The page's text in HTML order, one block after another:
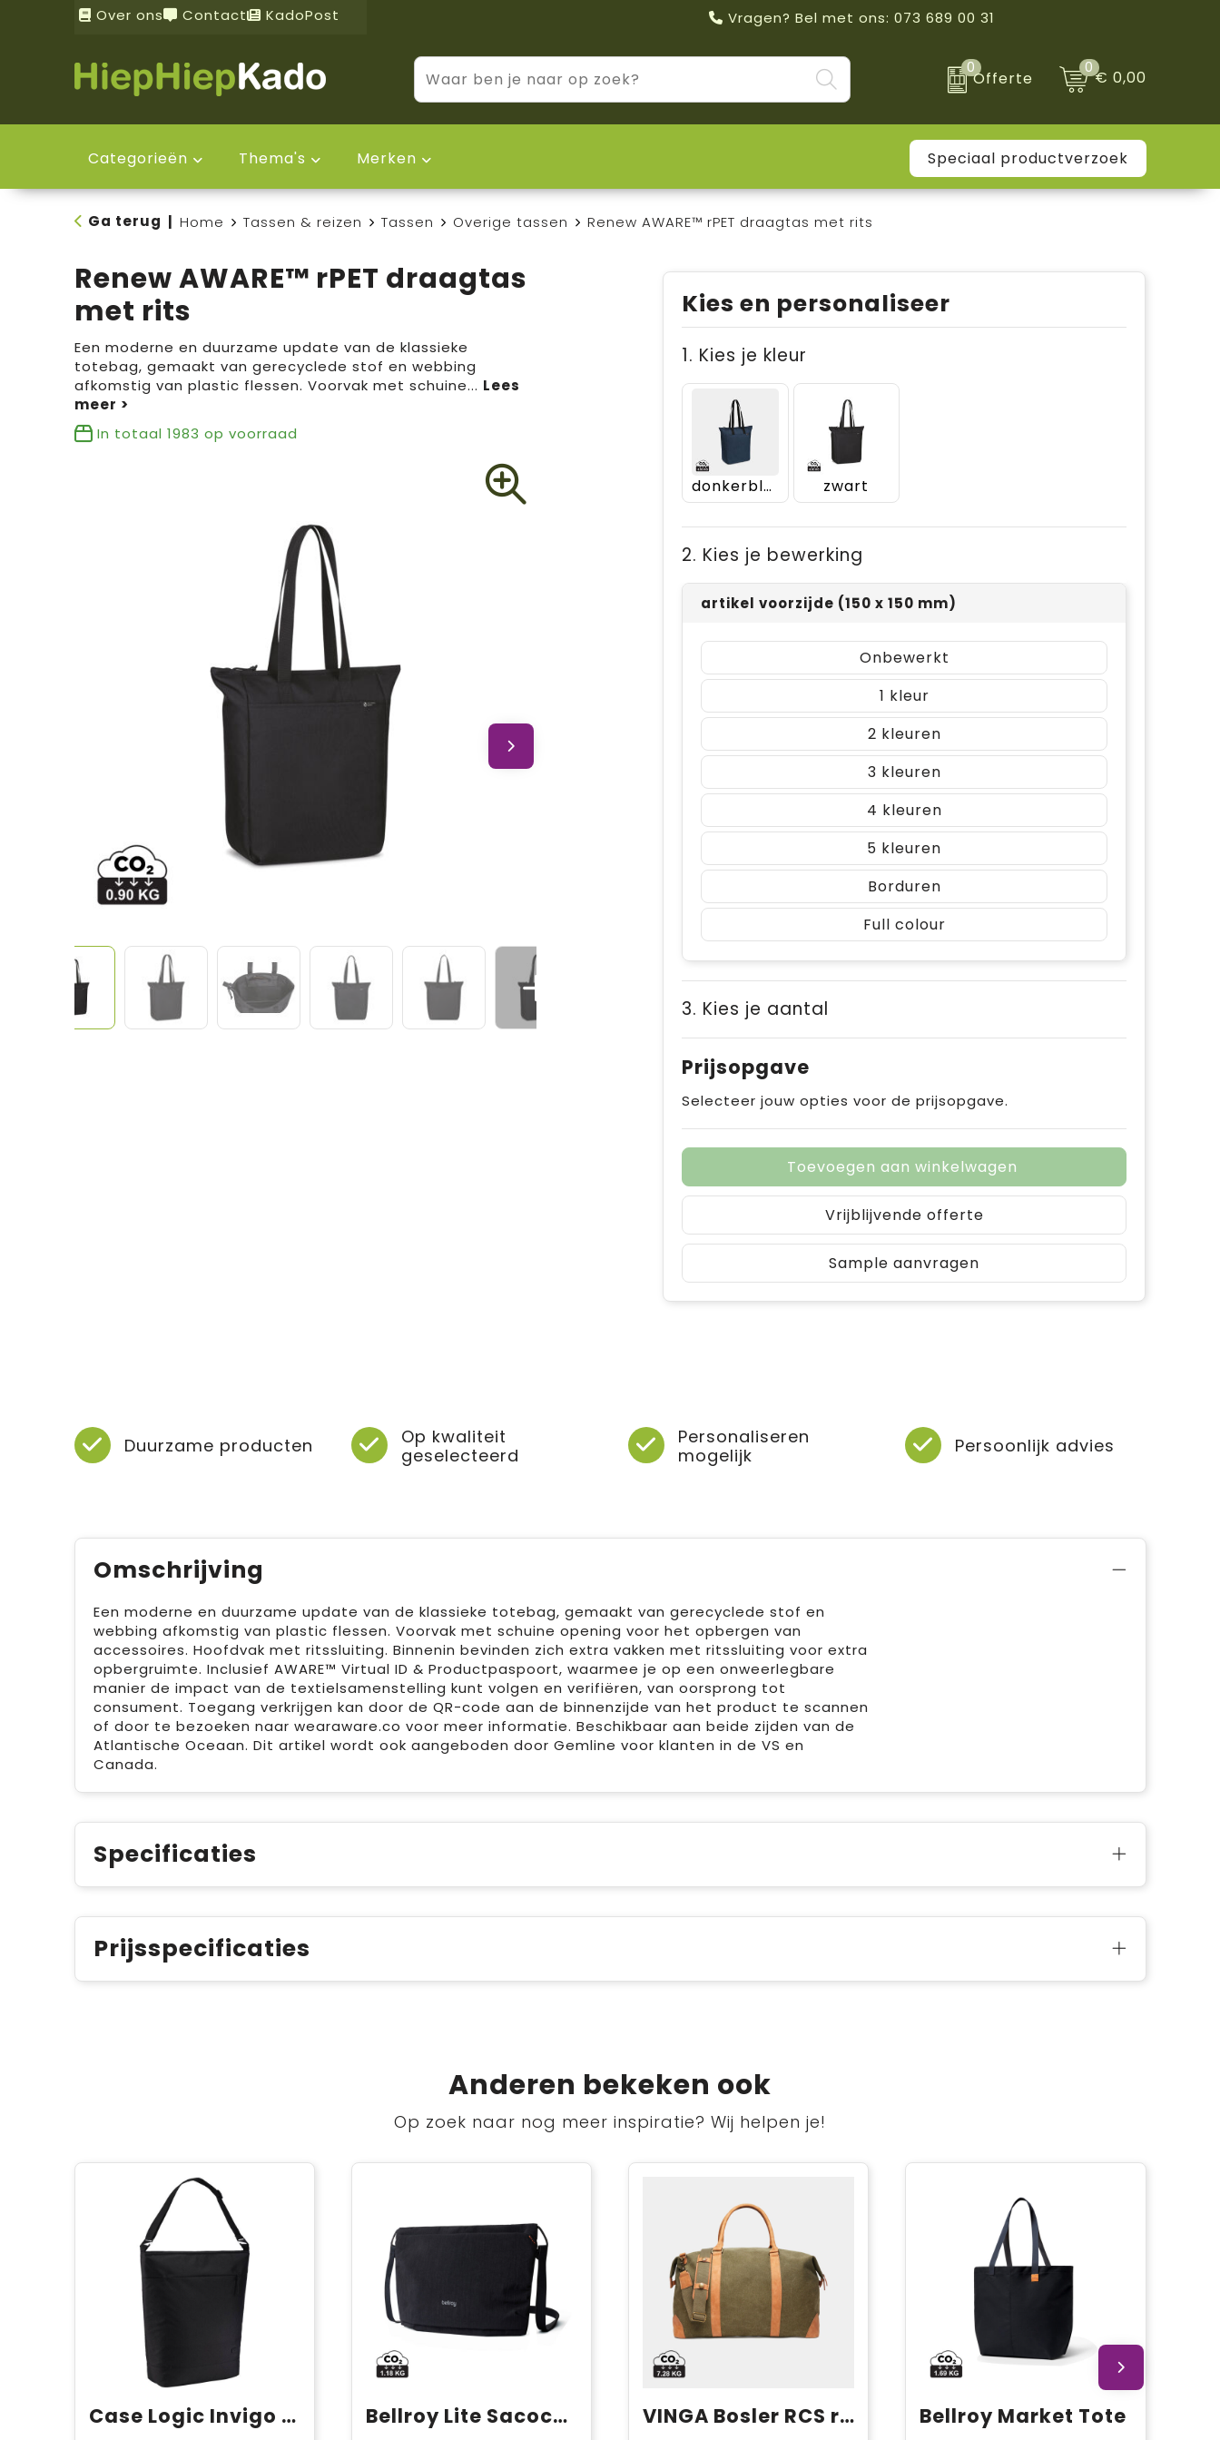
Over ons Contact KadoPost Vragen? Bel met ons: 073 689 00 31
0
Offerte
0€ 0,00
Categorieën Thema's Merken Speciaal productverzoek
Ga terug Home Tassen & reizen Tassen Overige tassen Renew AWARE™ rPET draagtas met rits
Renew AWARE™ rPET draagtas
met rits
Een moderne en duurzame update van de klassieke
totebag, gemaakt van gerecyclede stof en webbing
afkomstig van plastic flessen. Voorvak met schuine...
In totaal 1983 op voorraad
Kies en personaliseer
1. Kies je kleur
donkerblauw zwart
2. Kies je bewerking
artikel voorzijde (150 x 150 mm)
Onbewerkt
1
2
3
4
5
Borduren
Full colour
3. Kies je aantal
Prijsopgave
Selecteer jouw opties voor de prijsopgave.
Toevoegen aan winkelwagen
Vrijblijvende offerte
Sample aanvragen
Duurzame producten
Op kwaliteit
geselecteerd
Personaliseren
mogelijk
Persoonlijk advies
Omschrijving
Een moderne en duurzame update van de klassieke totebag, gemaakt van gerecyclede stof en
webbing afkomstig van plastic flessen. Voorvak met schuine opening voor het opbergen van
accessoires. Hoofdvak met ritssluiting. Binnenin bevinden zich extra vakken met ritssluiting voor extra
opbergruimte. Inclusief AWARE™ Virtual ID & Productpaspoort, waarmee je op een onweerlegbare
manier de impact van de textielsamenstelling kunt volgen en verifiëren, van oorsprong tot
consument. Toegang verkrijgen kan door de QR-code aan de binnenzijde van het product te scannen
of door te bezoeken naar wearaware.co voor meer informatie. Beschikbaar aan beide zijden van de
Atlantische Oceaan. Dit artikel wordt ook aangeboden door Gemline voor klanten in de VS en
Canada.
Specificaties
Prijsspecificaties
Anderen bekeken ook
Op zoek naar nog meer inspiratie? Wij helpen je!
Case Logic Invigo converteerbare draagtas Bellroy Lite Sacoche VINGA Bosler RCS rcanvas duffeltas Bellroy Market Tote